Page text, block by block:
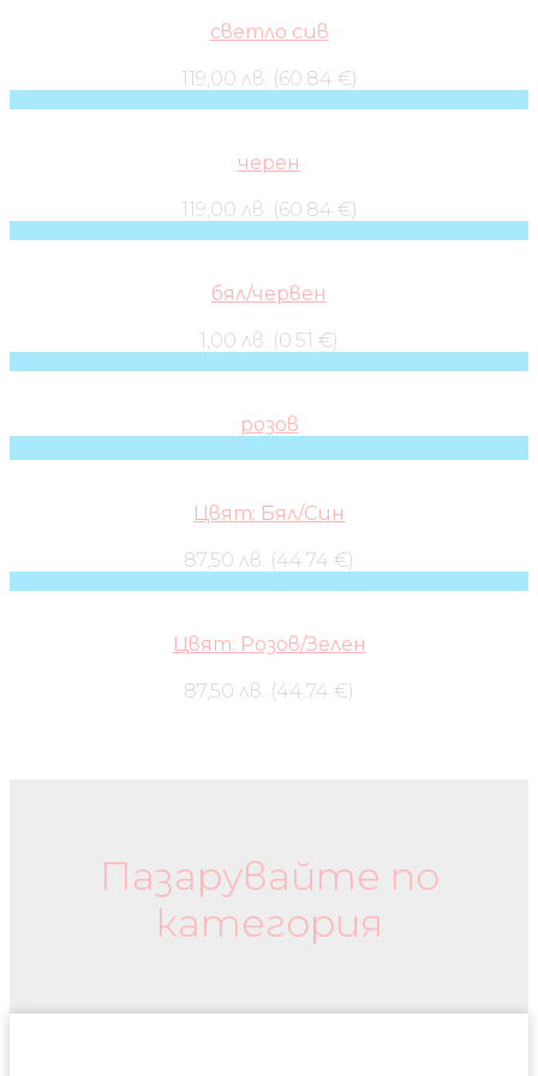
светло сив
119,00 лв. (60.84 €)
черен
119,00 лв. (60.84 €)
бял/червен
1,00 лв. (0.51 €)
розов
Цвят: Бял/Син
87,50 лв. (44.74 €)
Цвят: Розов/Зелен
87,50 лв. (44.74 €)
Пазарувайте по
категория